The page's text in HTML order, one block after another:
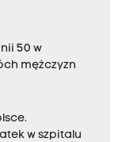
50 w
mężczyzn
w szpitalu